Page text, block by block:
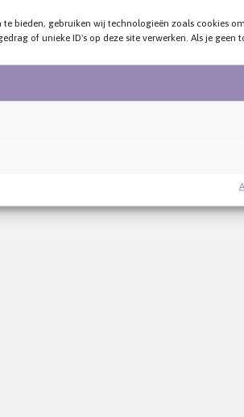
te bieden, gebruiken wij technologieën zoals cookies
of unieke ID's op deze site verwerken. Als je